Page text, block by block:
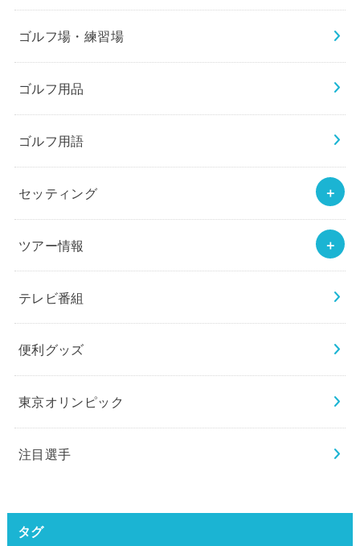
ゴルフ場・練習場
ゴルフ用品
ゴルフ用語
セッティング
ツアー情報
テレビ番組
便利グッズ
東京オリンピック
注目選手
タグ